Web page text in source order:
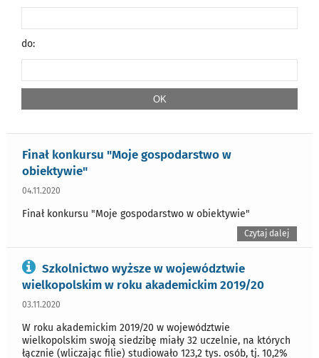
do:
Finał konkursu "Moje gospodarstwo w
obiektywie"
04.11.2020
Finał konkursu "Moje gospodarstwo w obiektywie"
Czytaj dalej
Szkolnictwo wyższe w województwie
wielkopolskim w roku akademickim 2019/20
03.11.2020
W roku akademickim 2019/20 w województwie
wielkopolskim swoją siedzibę miały 32 uczelnie, na których
łącznie (wliczając filie) studiowało 123,2 tys. osób, tj. 10,2%